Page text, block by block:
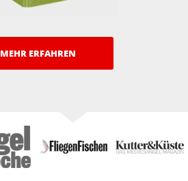
MEHR ERFAHREN